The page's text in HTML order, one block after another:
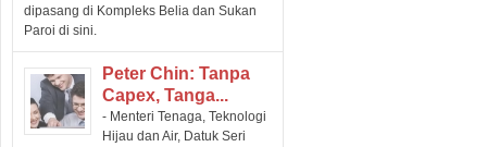
dipasang di Kompleks Belia dan Sukan
Paroi di sini.
Peter Chin: Tanpa
Capex, Tanga...
- Menteri Tenaga, Teknologi
Hijau dan Air, Datuk Seri